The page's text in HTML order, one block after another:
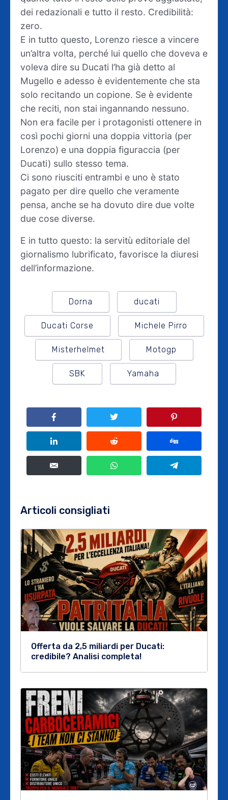
dei redazionali e tutto il resto. Credibilità:
zero.
E in tutto questo, Lorenzo riesce a vincere
un’altra volta, perché lui quello che doveva e
voleva dire su Ducati l’ha già detto al
Mugello e adesso è evidentemente che sta
solo recitando un copione. Se è evidente
che reciti, non stai ingannando nessuno.
Non era facile per i protagonisti ottenere in
così pochi giorni una doppia vittoria (per
Lorenzo) e una doppia figuraccia (per
Ducati) sullo stesso tema.
Ci sono riusciti entrambi e uno è stato
pagato per dire quello che veramente
pensa, anche se ha dovuto dire due volte
due cose diverse.
E in tutto questo: la servitù editoriale del
giornalismo lubrificato, favorisce la diuresi
dell’informazione.
Dorna ducati
Ducati Corse Michele Pirro
Misterhelmet Motogp
SBK Yamaha
Articoli consigliati
Offerta da 2,5 miliardi per Ducati:
credibile? Analisi completa!